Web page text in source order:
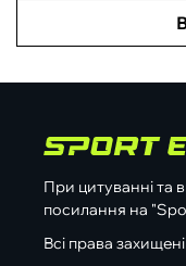
При цитуванні та
посилання на
Всі права